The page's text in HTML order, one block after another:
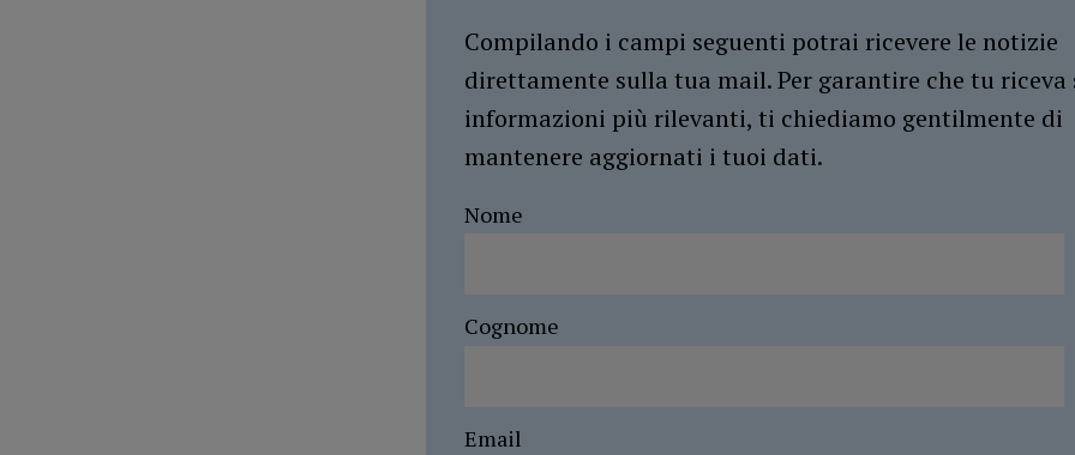
Compilando i campi seguenti potrai ricevere le notizie
direttamente sulla tua mail. Per garantire che tu riceva
informazioni più rilevanti, ti chiediamo gentilmente di
mantenere aggiornati i tuoi dati.
Nome
Cognome
Email